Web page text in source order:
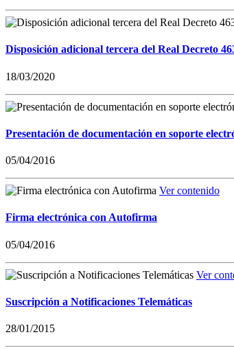
Disposición adicional tercera del Real Decreto
18/03/2020
Presentación de documentación en soporte
05/04/2016
Ver contenido
Firma electrónica con Autofirma
05/04/2016
Ver
Suscripción a Notificaciones Telemáticas
28/01/2015